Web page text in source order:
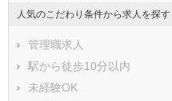
遠賀郡芦屋町
人気のこだわり条件から求人を探す
管理職求人
駅から徒歩10分以内
未経験OK